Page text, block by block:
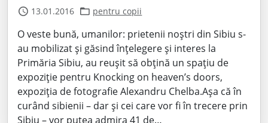
13.01.2016 pentru copii
O veste bună, umanilor: prietenii noștri din Sibiu s-
au mobilizat și găsind înțelegere și interes la
Primăria Sibiu, au reușit să obțină un spațiu de
expoziție pentru Knocking on heaven’s doors,
expoziția de fotografie Alexandru Chelba.Așa că în
curând sibienii – dar și cei care vor fi în trecere prin
Sibiu – vor putea admira 41 de…